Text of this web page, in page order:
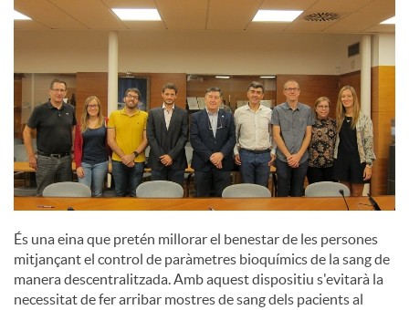
És una eina que pretén millorar el benestar de les persones
mitjançant el control de paràmetres bioquímics de la sang de
manera descentralitzada. Amb aquest dispositiu s'evitarà la
necessitat de fer arribar mostres de sang dels pacients al